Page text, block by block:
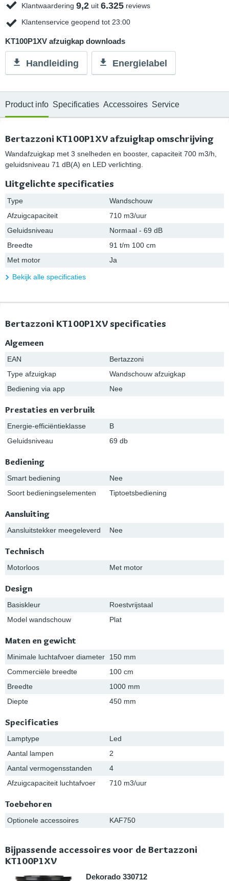
Klantwaardering 9,2 uit 6.325 reviews
Klantenservice geopend tot 23:00
KT100P1XV afzuigkap downloads
Handleiding Energielabel
Product info Specificaties Accessoires Service
Bertazzoni KT100P1XV afzuigkap omschrijving
Wandafzuigkap met 3 snelheden en booster, capaciteit 700 m3/h,
geluidsniveau 71 dB(A) en LED verlichting.
Uitgelichte specificaties
Type
Wandschouw
Afzuigcapaciteit
710 m3/uur
Geluidsniveau
Normaal - 69 dB
Breedte
91 t/m 100 cm
Met motor
Ja
Bekijk alle specificaties
Bertazzoni KT100P1XV specificaties
Algemeen
EAN
Bertazzoni
Type afzuigkap
Wandschouw afzuigkap
Bediening via app
Nee
Prestaties en verbruik
Energie-efficiëntieklasse
B
Geluidsniveau
69 db
Bediening
Smart bediening
Nee
Soort bedieningselementen
Tiptoetsbediening
Aansluiting
Aansluitstekker meegeleverd Nee
Technisch
Motorloos Met motor
Design
Basiskleur
Roestvrijstaal
Model wandschouw
Plat
Maten en gewicht
Minimale luchtafvoer diameter
150 mm
Commerciële breedte
100 cm
Breedte
1000 mm
Diepte
450 mm
Specificaties
Lamptype
Led
Aantal lampen
2
Aantal vermogensstanden
4
Afzuigcapaciteit luchtafvoer
710 m3/uur
Toebehoren
Optionele accessoires KAF750
Bijpassende accessoires voor de Bertazzoni
KT100P1XV
Dekorado 330712